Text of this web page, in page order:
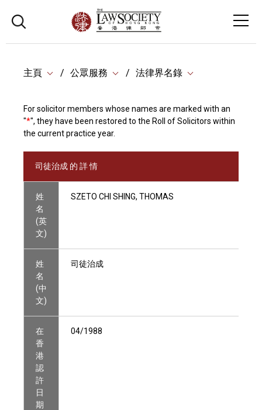
主頁 公眾服務 法律界名錄
For solicitor members whose names are marked with an
"*", they have been restored to the Roll of Solicitors within
the current practice year.
司徒治成 的 詳 情
姓
名
(英
文)
SZETO CHI SHING, THOMAS
姓
名
(中
文)
司徒治成
在
香
港
認
許
日
期
04/1988